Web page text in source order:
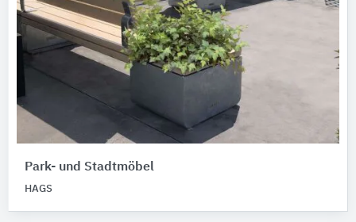
Park- und Stadtmöbel
HAGS